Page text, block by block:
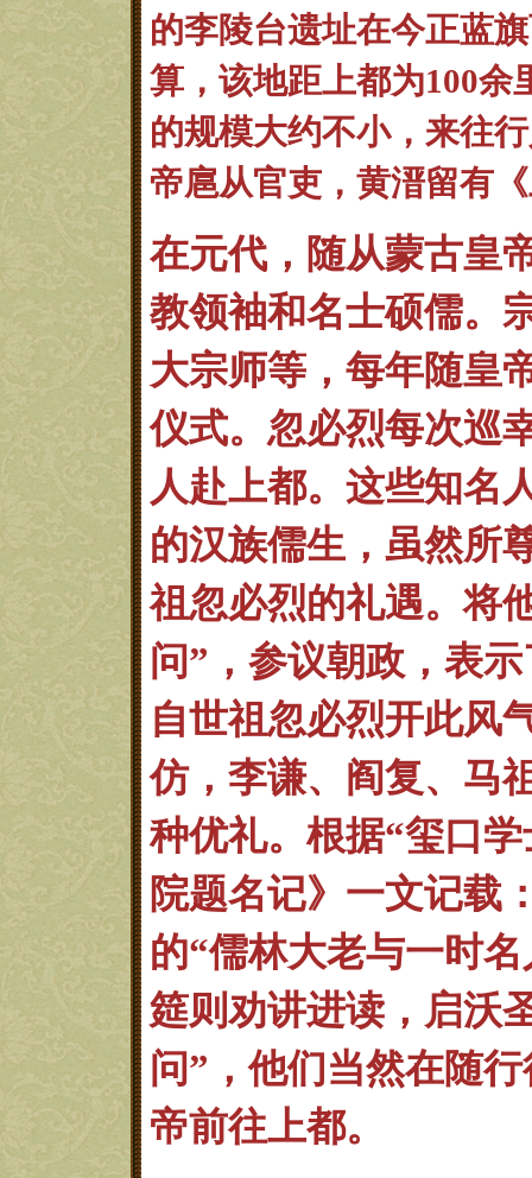
的李陵台遗址在今正蓝
算，该地距上都为100余
的规模大约不小，来往
帝扈从官吏，黄溍留有
在元代，随从蒙古皇
教领袖和名士硕儒。
大宗师等，每年随皇
仪式。忽必烈每次巡
人赴上都。这些知名
的汉族儒生，虽然所
祖忽必烈的礼遇。将
问”，参议朝政，表
自世祖忽必烈开此风
仿，李谦、阎复、马
种优礼。根据“玺口
院题名记》一文记载
的“儒林大老与一时
筵则劝讲进读，启沃
问”，他们当然在随
帝前往上都。